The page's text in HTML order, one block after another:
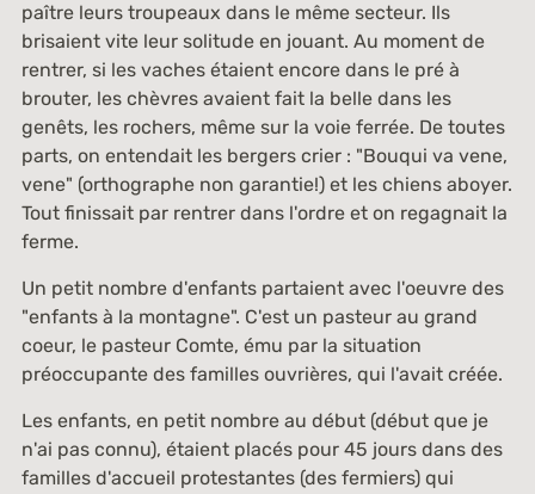
paître leurs troupeaux dans le même secteur. Ils
brisaient vite leur solitude en jouant. Au moment de
rentrer, si les vaches étaient encore dans le pré à
brouter, les chèvres avaient fait la belle dans les
genêts, les rochers, même sur la voie ferrée. De toutes
parts, on entendait les bergers crier : "Bouqui va vene,
vene" (orthographe non garantie!) et les chiens aboyer.
Tout finissait par rentrer dans l'ordre et on regagnait la
ferme.
Un petit nombre d'enfants partaient avec l'oeuvre des
"enfants à la montagne". C'est un pasteur au grand
coeur, le pasteur Comte, ému par la situation
préoccupante des familles ouvrières, qui l'avait créée.
Les enfants, en petit nombre au début (début que je
n'ai pas connu), étaient placés pour 45 jours dans des
familles d'accueil protestantes (des fermiers) qui